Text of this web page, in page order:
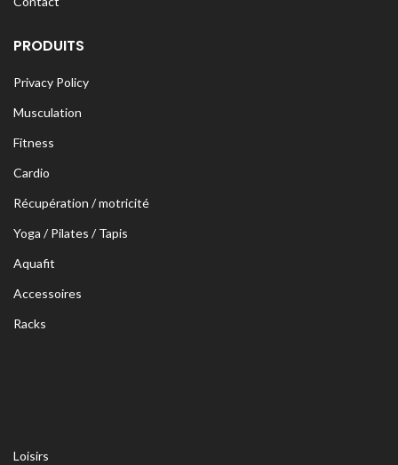
PRODUITS
Privacy Policy
Musculation
Fitness
Cardio
Récupération / motricité
Yoga / Pilates / Tapis
Aquafit
Accessoires
Racks
Loisirs